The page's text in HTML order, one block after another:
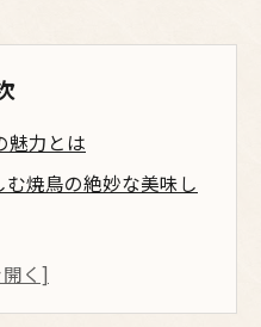
魅力とは
焼鳥の絶妙な美味し
集まる理由と特徴